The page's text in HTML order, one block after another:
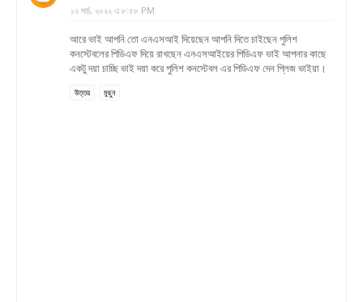
১২ মার্চ, ২০২২ এ ৮:৫৮ PM
আরে ভাই আপনি তো এনএসআই দিয়েছেন আপনি দিতে চাইছেন পুলিশ
কনস্টেবলের পিডিএফ দিয়ে রাখছেন এনএসআইয়ের পিডিএফ ভাই আপনার কাছে
একটু দয়া চাচ্ছি ভাই দয়া করে পুলিশ কনস্টেবল এর পিডিএফ দেন প্লিজ ভাইয়া।
উত্তর মুছুন